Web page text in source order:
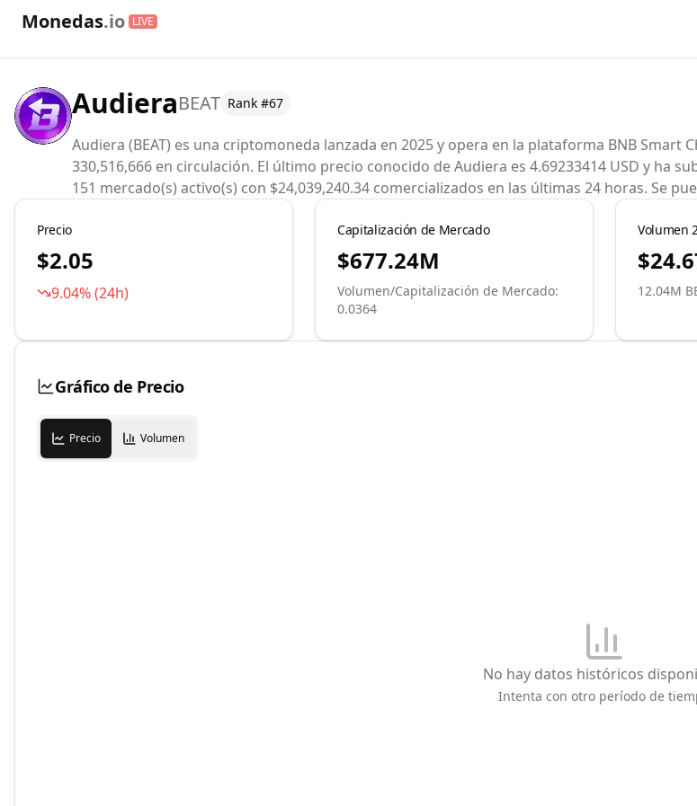
Monedas.io LIVE
AudieraBEAT Rank #67
Audiera (BEAT) es una criptomoneda lanzada en 2025 y opera en la plataforma BNB Smart
330,516,666 en circulación. El último precio conocido de Audiera es 4.69233414 USD y ha
151 mercado(s) activo(s) con $24,039,240.34 comercializados en las últimas 24 horas. Se
Precio
$2.05
9.04% (24h)
Capitalización de Mercado
$677.24M
Volumen/Capitalización de Mercado:
0.0364
Volumen
12.04M
Gráfico de Precio
Precio Volumen
No hay datos históricos
Intenta con otro período de